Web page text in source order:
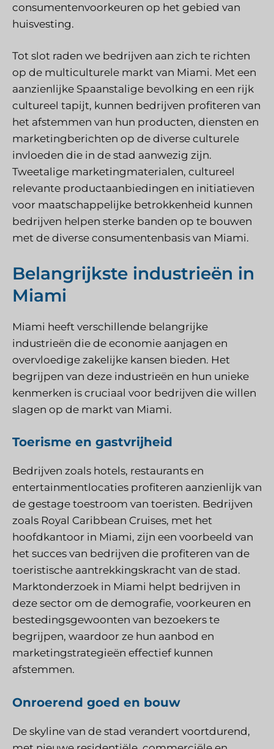
consumentenvoorkeuren op het gebied van
huisvesting.
Tot slot raden we bedrijven aan zich te richten
op de multiculturele markt van Miami. Met een
aanzienlijke Spaanstalige bevolking en een rijk
cultureel tapijt, kunnen bedrijven profiteren van
het afstemmen van hun producten, diensten en
marketingberichten op de diverse culturele
invloeden die in de stad aanwezig zijn.
Tweetalige marketingmaterialen, cultureel
relevante productaanbiedingen en initiatieven
voor maatschappelijke betrokkenheid kunnen
bedrijven helpen sterke banden op te bouwen
met de diverse consumentenbasis van Miami.
Belangrijkste industrieën in
Miami
Miami heeft verschillende belangrijke
industrieën die de economie aanjagen en
overvloedige zakelijke kansen bieden. Het
begrijpen van deze industrieën en hun unieke
kenmerken is cruciaal voor bedrijven die willen
slagen op de markt van Miami.
Toerisme en gastvrijheid
Bedrijven zoals hotels, restaurants en
entertainmentlocaties profiteren aanzienlijk van
de gestage toestroom van toeristen. Bedrijven
zoals Royal Caribbean Cruises, met het
hoofdkantoor in Miami, zijn een voorbeeld van
het succes van bedrijven die profiteren van de
toeristische aantrekkingskracht van de stad.
Marktonderzoek in Miami helpt bedrijven in
deze sector om de demografie, voorkeuren en
bestedingsgewoonten van bezoekers te
begrijpen, waardoor ze hun aanbod en
marketingstrategieën effectief kunnen
afstemmen.
Onroerend goed en bouw
De skyline van de stad verandert voortdurend,